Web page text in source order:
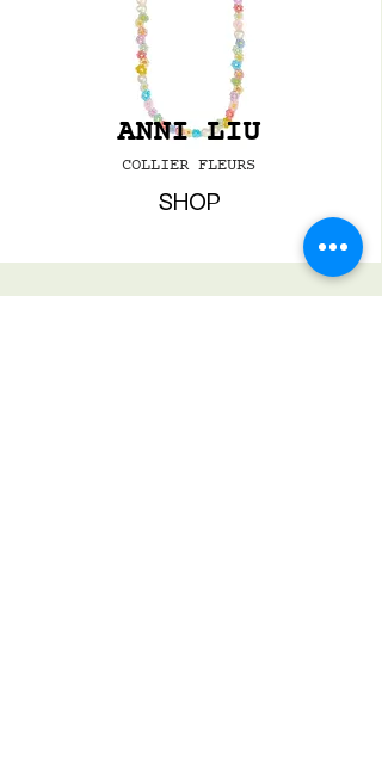
SHOP
ANNI LIU
COLLIER FLEURS